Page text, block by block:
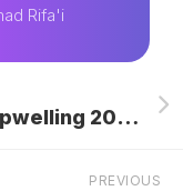
Rifa'i
Fenomena Upwelling 2026 Mulai Terbentuk, Tanda Kuat Musim Tangkap Ikan Nelayan
PREVIOUS